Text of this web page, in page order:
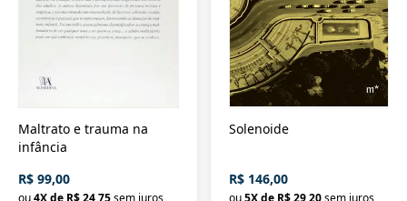
Maltrato e trauma na
infância
R$ 99,00
Solenoide
R$ 146,00